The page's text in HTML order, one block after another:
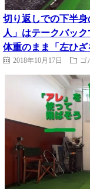
切り返しでの下半
人」はテークバッ
体重のまま「左ひざ
2018年10月17日 ゴ